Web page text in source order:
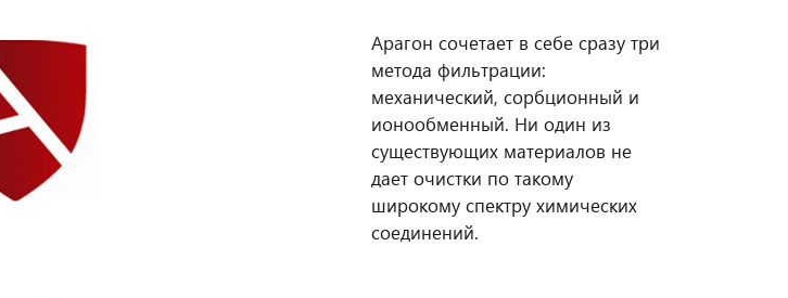
отзыв
Арагон сочетает в себе сразу три
метода фильтрации:
механический, сорбционный и
ионообменный. Ни один из
существующих материалов не
дает очистки по такому
широкому спектру химических
соединений.